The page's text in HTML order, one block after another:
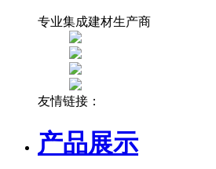
专业集成建材生产商
友情链接：
产品展示